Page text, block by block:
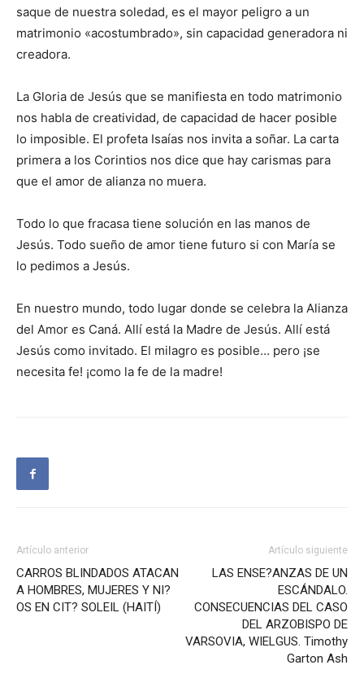
saque de nuestra soledad, es el mayor peligro a un
matrimonio «acostumbrado», sin capacidad generadora ni
creadora.
La Gloria de Jesús que se manifiesta en todo matrimonio
nos habla de creatividad, de capacidad de hacer posible
lo imposible. El profeta Isaías nos invita a soñar. La carta
primera a los Corintios nos dice que hay carismas para
que el amor de alianza no muera.
Todo lo que fracasa tiene solución en las manos de
Jesús. Todo sueño de amor tiene futuro si con María se
lo pedimos a Jesús.
En nuestro mundo, todo lugar donde se celebra la Alianza
del Amor es Caná. Allí está la Madre de Jesús. Allí está
Jesús como invitado. El milagro es posible… pero ¡se
necesita fe! ¡como la fe de la madre!
Artículo anterior
CARROS BLINDADOS ATACAN
A HOMBRES, MUJERES Y NI?
OS EN CIT? SOLEIL (HAITÍ)
Artículo siguiente
LAS ENSE?ANZAS DE UN
ESCÁNDALO.
CONSECUENCIAS DEL CASO
DEL ARZOBISPO DE
VARSOVIA, WIELGUS. Timothy
Garton Ash